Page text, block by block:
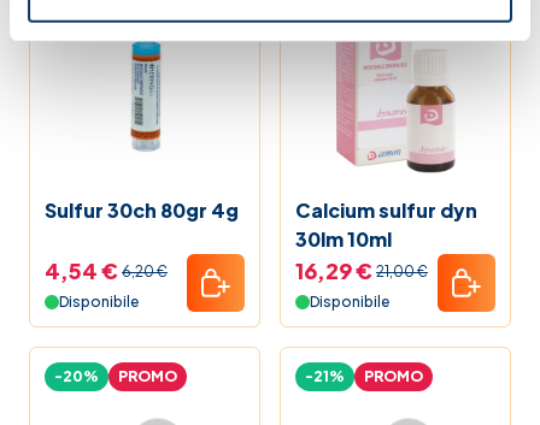
Sulfur 30ch 80gr 4g
4,54 € 6,20 €
Disponibile
Calcium sulfur dyn
30lm 10ml
16,29 € 21,00 €
Disponibile
-20% PROMO -21% PROMO